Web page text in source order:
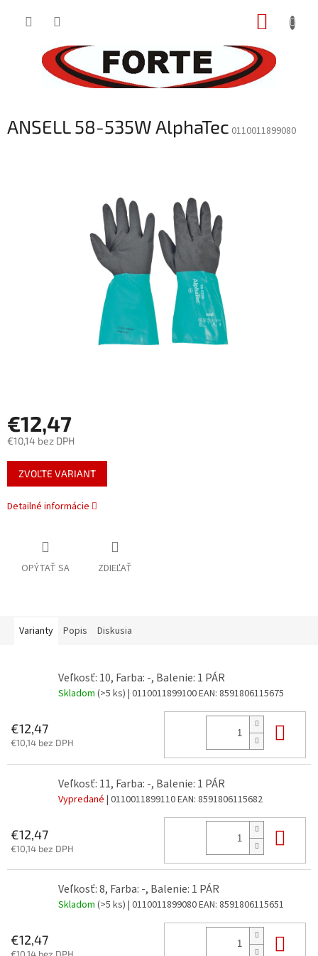
ANSELL 58-535W AlphaTec 0110011899080
€12,47
€10,14 bez DPH
Jednotková
cena:
ZVOĽTE VARIANT
Detailné informácie
OPÝTAŤ SA ZDIEĽAŤ
Varianty Popis Diskusia
Veľkosť: 10, Farba: -, Balenie: 1 PÁR
Skladom (>5 ks) | 0110011899100EAN: 8591806115675
€12,47
€10,14 bez DPH
Veľkosť: 11, Farba: -, Balenie: 1 PÁR
Vypredané | 0110011899110EAN: 8591806115682
€12,47
€10,14 bez DPH
Veľkosť: 8, Farba: -, Balenie: 1 PÁR
Skladom (>5 ks) | 0110011899080EAN: 8591806115651
€12,47